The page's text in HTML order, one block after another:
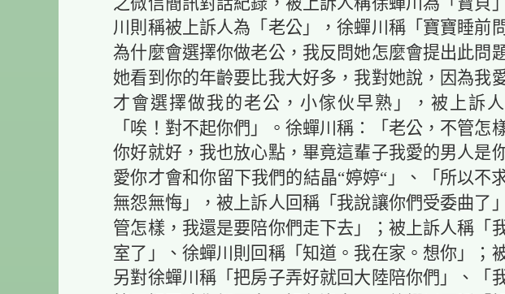
之微信簡訊對話紀錄，被上訴人稱徐蟬川為「寶貝
川則稱被上訴人為「老公」，徐蟬川稱「寶寶睡前
為什麼會選擇你做老公，我反問她怎麼會提出此問
她看到你的年齡要比我大好多，我對她說，因為我
才會選擇做我的老公，小傢伙早熟」，被上訴人
「唉！對不起你們」。徐蟬川稱：「老公，不管怎
你好就好，我也放心點，畢竟這輩子我愛的男人是
愛你才會和你留下我們的結晶“婷婷“」、「所以不
無怨無悔」，被上訴人回稱「我說讓你們受委曲了
管怎樣，我還是要陪你們走下去」；被上訴人稱「
室了」、徐蟬川則回稱「知道。我在家。想你」；
另對徐蟬川稱「把房子弄好就回大陸陪你們」、「